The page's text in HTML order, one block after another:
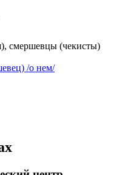
смершевцы (чекисты)
/о нем/